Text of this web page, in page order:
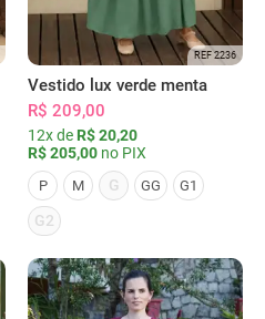
REF 2236
Vestido lux verde menta
R$ 209,00
12x de R$ 20,20
R$ 205,00 no PIX
P M G GG G1
G2